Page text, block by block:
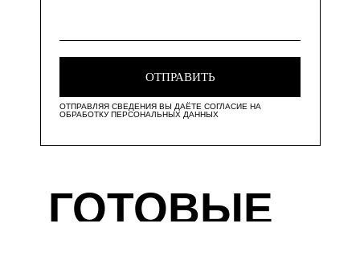
ОТПРАВИТЬ
ОТПРАВЛЯЯ СВЕДЕНИЯ ВЫ ДАЁТЕ СОГЛАСИЕ НА
ОБРАБОТКУ ПЕРСОНАЛЬНЫХ ДАННЫХ
ГОТОВЫЕ